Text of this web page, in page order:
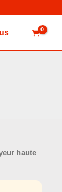
haute